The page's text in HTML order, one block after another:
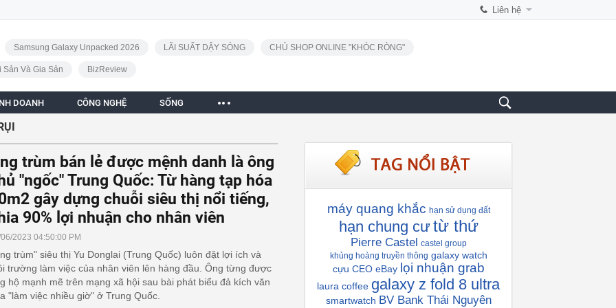
Liên hệ
Samsung Galaxy Unpacked 2026 LÃI SUẤT DẬY SÓNG CHỦ SHOP ONLINE "KHÓC RÒNG"
Sản Và Gia Sản BizReview
DOANH CÔNG NGHỆ SỐNG
trùm bán lẻ được mệnh danh là ông
"ngốc" Trung Quốc: Từ hàng tạp hóa
gây dựng chuỗi siêu thị nổi tiếng,
90% lợi nhuận cho nhân viên
2023 04:50:00 PM
trùm" siêu thị Yu Donglai (Trung Quốc) luôn đặt lợi ích và
trường làm việc của nhân viên lên hàng đầu. Ông từng được
hộ mạnh mẽ trên mạng xã hội sau bài phát biểu đả kích văn
"làm việc nhiều giờ" ở Trung Quốc.
máy quang khắc hạn sử dụng đất
hạn chung cư từ thứ
Pierre Castel castel group
khủng hoàng truyền thông galaxy watch
cựu CEO eBay lọi nhuận grab
laura coffee galaxy z fold 8 ultra
smartwatch BV Bank Thái Nguyên